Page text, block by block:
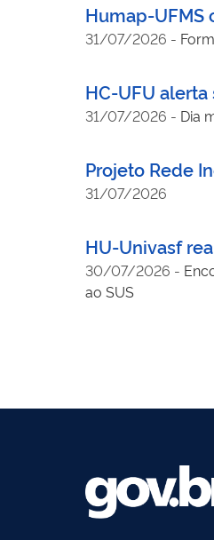
Humap-UFMS
31/07/2026 -
HC-UFU
31/07/2026 - Dia
Projeto Rede
31/07/2026
HU-Univasf
30/07/2026 -
ao SUS